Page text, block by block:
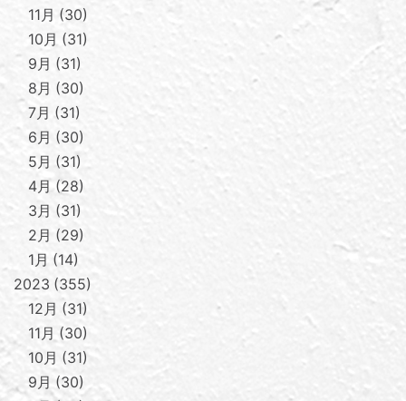
11月
30
10月
31
9月
31
8月
30
7月
31
6月
30
5月
31
4月 28
3月
31
2月
29
1月
14
2023 355
12月
31
11月
30
10月
31
9月
30